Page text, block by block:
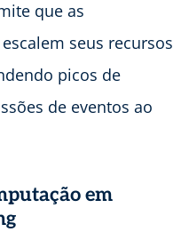
que as
seus recursos
picos de
de eventos ao
em